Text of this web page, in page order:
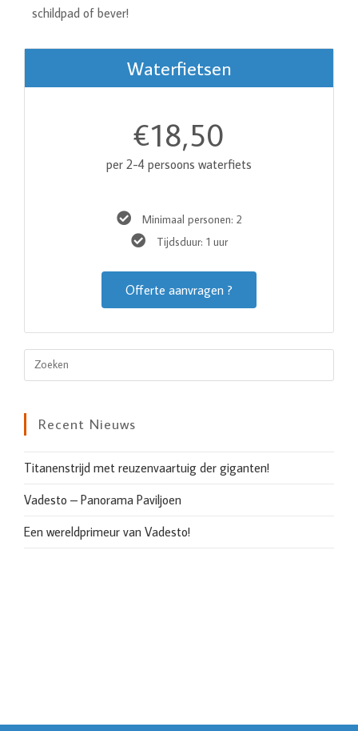
schildpad of bever!
Waterfietsen
€18,50
per 2-4 persoons waterfiets
Minimaal personen: 2
Tijdsduur: 1 uur
Offerte aanvragen ?
Recent Nieuws
Titanenstrijd met reuzenvaartuig der giganten!
Vadesto – Panorama Paviljoen
Een wereldprimeur van Vadesto!